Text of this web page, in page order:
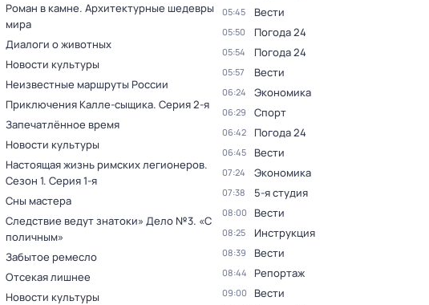
Роман в камне. Архитектурные шедевры
мира
Диалоги о животных
Новости культуры
Неизвестные маршруты России
Приключения Калле-сыщика. Серия 2-я
Запечатлённое время
Новости культуры
Настоящая жизнь римских легионеров.
Сезон 1. Серия 1-я
Сны мастера
Следствие ведут знатоки» Дело №3. «С
поличным»
Забытое ремесло
Отсекая лишнее
Новости культуры
05:45 Вести
05:50 Погода 24
05:54 Погода 24
05:57 Вести
06:24 Экономика
06:29 Спорт
06:42 Погода 24
06:45 Вести
07:24 Экономика
07:38 5-я студия
08:00 Вести
08:25 Инструкция
08:39 Вести
08:44 Репортаж
09:00 Вести